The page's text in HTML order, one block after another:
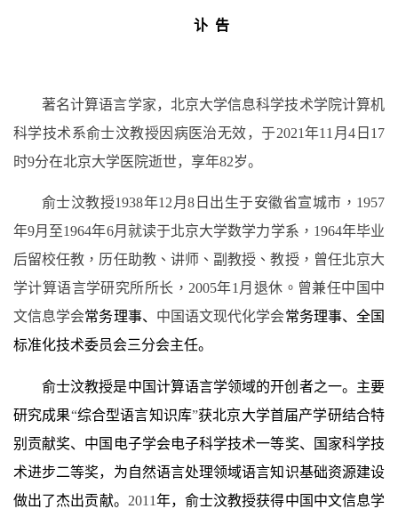
讣 告
著名计算语言学家，北京大学信息科学技术学院计算机
科学技术系俞士汶教授因病医治无效，于2021年11月4日17
时9分在北京大学医院逝世，享年82岁。
俞士汶教授1938年12月8日出生于安徽省宣城市，1957
年9月至1964年6月就读于北京大学数学力学系，1964年毕业
后留校任教，历任助教、讲师、副教授、教授，曾任北京大
学计算语言学研究所所长，2005年1月退休。曾兼任中国中
文信息学会常务理事、 中国语文现代化学会常务理事、全国
标准化技术委员会三分会主任。
俞士汶教授是中国计算语言学领域的开创者之一。主要
研究成果“综合型语言知识库”获北京大学首届产学研结合特
别贡献奖、中国电子学会电子科学技术一等奖、国家科学技
术进步二等奖，为自然语言处理领域语言知识基础资源建设
做出了杰出贡献。 2011年，俞士汶教授获得中国中文信息学